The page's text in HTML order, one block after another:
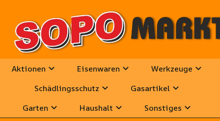
Aktionen Eisenwaren
Werkzeuge
Schädlingsschutz
Gasartikel
Garten
Haushalt
Sonstiges